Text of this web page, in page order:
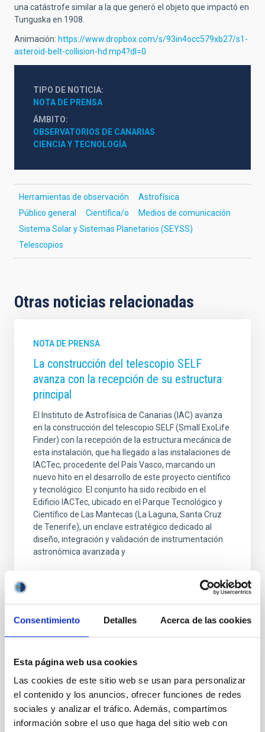
Consentimiento Detalles Acerca de las cookies
Esta página web usa cookies
Las cookies de este sitio web se usan para personalizar
el contenido y los anuncios, ofrecer funciones de redes
sociales y analizar el tráfico. Además, compartimos
información sobre el uso que haga del sitio web con
una catástrofe similar a la que generó el objeto que impactó en
Tunguska en 1908.
Animación: https://www.dropbox.com/s/93in4occ579xb27/s1-
asteroid-belt-collision-hd.mp4?dl=0
TIPO DE NOTICIA
NOTA DE PRENSA
ÁMBITO
OBSERVATORIOS DE CANARIAS
CIENCIA Y TECNOLOGÍA
Herramientas de observación
Astrofísica
Público general
Científica/o
Medios de comunicación
Sistema Solar y Sistemas Planetarios (SEYSS)
Telescopios
Otras noticias relacionadas
NOTA DE PRENSA
La construcción del telescopio SELF
avanza con la recepción de su estructura
principal
El Instituto de Astrofísica de Canarias (IAC) avanza
en la construcción del telescopio SELF (Small ExoLife
Finder) con la recepción de la estructura mecánica de
esta instalación, que ha llegado a las instalaciones de
IACTec, procedente del País Vasco, marcando un
nuevo hito en el desarrollo de este proyecto científico
y tecnológico. El conjunto ha sido recibido en el
Edificio IACTec, ubicado en el Parque Tecnológico y
Científico de Las Mantecas (La Laguna, Santa Cruz
de Tenerife), un enclave estratégico dedicado al
diseño, integración y validación de instrumentación
astronómica avanzada y
NOTA DE PRENSA
Tres redes de doctorado europeas se
unen en Gante para la "Third EDUCADO
Training School on Astro–AI and Machine